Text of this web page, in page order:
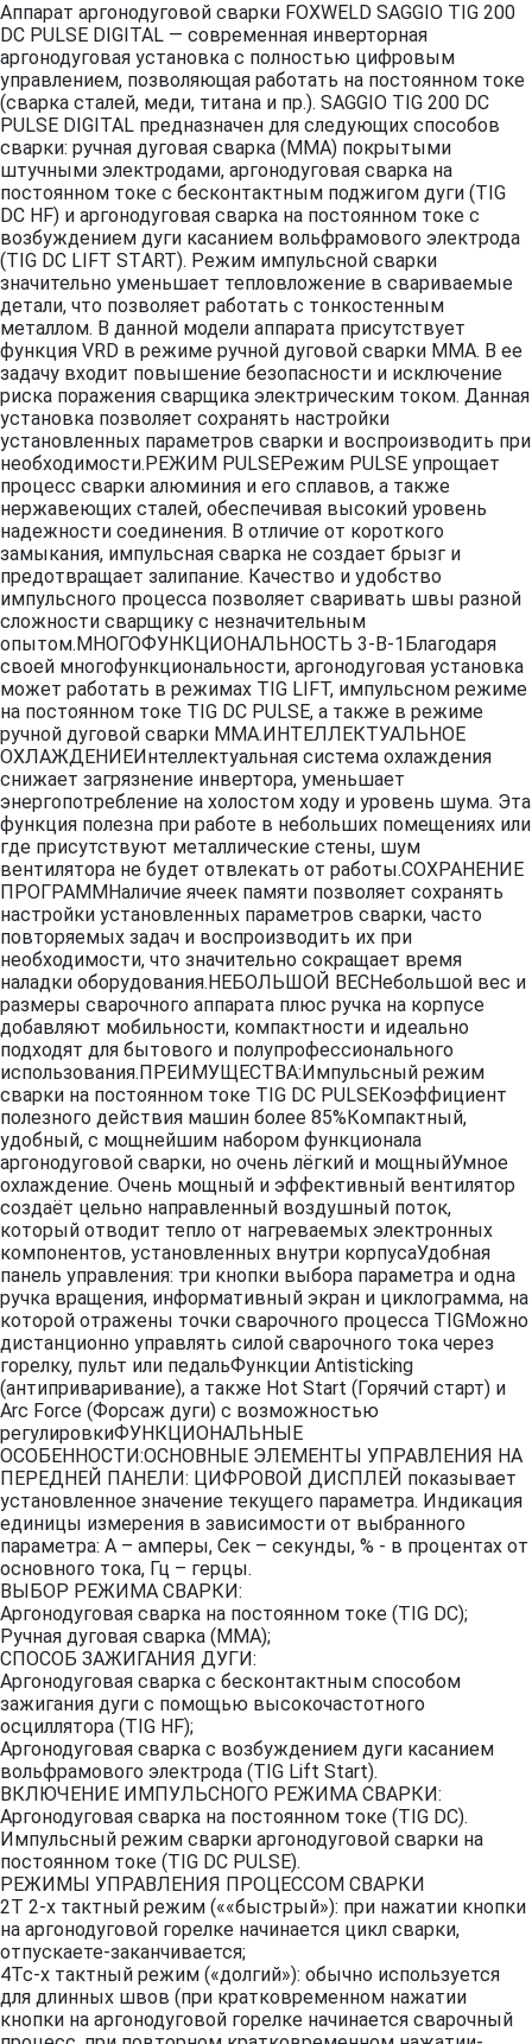
Аппарат аргонодуговой сварки FOXWELD SAGGIO TIG 200
DC PULSE DIGITAL — современная инверторная
аргонодуговая установка с полностью цифровым
управлением, позволяющая работать на постоянном токе
(сварка сталей, меди, титана и пр.). SAGGIO TIG 200 DC
PULSE DIGITAL предназначен для следующих способов
сварки: ручная дуговая сварка (ММА) покрытыми
штучными электродами, аргонодуговая сварка на
постоянном токе с бесконтактным поджигом дуги (TIG
DC HF) и аргонодуговая сварка на постоянном токе с
возбуждением дуги касанием вольфрамового электрода
(ТIG DC LIFТ SТART). Режим импульсной сварки
значительно уменьшает тепловложение в свариваемые
детали, что позволяет работать с тонкостенным
металлом. В данной модели аппарата присутствует
функция VRD в режиме ручной дуговой сварки ММА. В ее
задачу входит повышение безопасности и исключение
риска поражения сварщика электрическим током. Данная
установка позволяет сохранять настройки
установленных параметров сварки и воспроизводить при
необходимости.РЕЖИМ PULSEРежим PULSE упрощает
процесс сварки алюминия и его сплавов, а также
нержавеющих сталей, обеспечивая высокий уровень
надежности соединения. В отличие от короткого
замыкания, импульсная сварка не создает брызг и
предотвращает залипание. Качество и удобство
импульсного процесса позволяет сваривать швы разной
сложности сварщику с незначительным
опытом.МНОГОФУНКЦИОНАЛЬНОСТЬ 3-В-1Благодаря
своей многофункциональности, аргонодуговая установка
может работать в режимах TIG LIFT, импульсном режиме
на постоянном токе TIG DC PULSE, а также в режиме
ручной дуговой сварки MMA.ИНТЕЛЛЕКТУАЛЬНОЕ
ОХЛАЖДЕНИЕИнтеллектуальная система охлаждения
снижает загрязнение инвертора, уменьшает
энергопотребление на холостом ходу и уровень шума. Эта
функция полезна при работе в небольших помещениях или
где присутствуют металлические стены, шум
вентилятора не будет отвлекать от работы.СОХРАНЕНИЕ
ПРОГРАММНаличие ячеек памяти позволяет сохранять
настройки установленных параметров сварки, часто
повторяемых задач и воспроизводить их при
необходимости, что значительно сокращает время
наладки оборудования.НЕБОЛЬШОЙ ВЕСНебольшой вес и
размеры сварочного аппарата плюс ручка на корпусе
добавляют мобильности, компактности и идеально
подходят для бытового и полупрофессионального
использования.ПРЕИМУЩЕСТВА:Импульсный режим
сварки на постоянном токе TIG DC PULSEКоэффициент
полезного действия машин более 85%Компактный,
удобный, с мощнейшим набором функционала
аргонодуговой сварки, но очень лёгкий и мощныйУмное
охлаждение. Очень мощный и эффективный вентилятор
создаёт цельно направленный воздушный поток,
который отводит тепло от нагреваемых электронных
компонентов, установленных внутри корпусаУдобная
панель управления: три кнопки выбора параметра и одна
ручка вращения, информативный экран и циклограмма, на
которой отражены точки сварочного процесса TIGМожно
дистанционно управлять силой сварочного тока через
горелку, пульт или педальФункции Antisticking
(антиприваривание), а также Hot Start (Горячий старт) и
Arc Force (Форсаж дуги) с возможностью
регулировкиФУНКЦИОНАЛЬНЫЕ
ОСОБЕННОСТИ:ОСНОВНЫЕ ЭЛЕМЕНТЫ УПРАВЛЕНИЯ НА
ПЕРЕДНЕЙ ПАНЕЛИ: ЦИФРОВОЙ ДИСПЛЕЙ показывает
установленное значение текущего параметра. Индикация
единицы измерения в зависимости от выбранного
параметра: А – амперы, Сек – секунды, % - в процентах от
основного тока, Гц – герцы.
ВЫБОР РЕЖИМА СВАРКИ:
Аргонодуговая сварка на постоянном токе (TIG DC);
Ручная дуговая сварка (ММА);
СПОСОБ ЗАЖИГАНИЯ ДУГИ:
Аргонодуговая сварка с бесконтактным способом
зажигания дуги с помощью высокочастотного
осциллятора (TIG HF);
Аргонодуговая сварка с возбуждением дуги касанием
вольфрамового электрода (TIG Lift Start).
ВКЛЮЧЕНИЕ ИМПУЛЬСНОГО РЕЖИМА СВАРКИ:
Аргонодуговая сварка на постоянном токе (TIG DC).
Импульсный режим сварки аргонодуговой сварки на
постоянном токе (TIG DC PULSE).
РЕЖИМЫ УПРАВЛЕНИЯ ПРОЦЕССОМ СВАРКИ
2Т 2-х тактный режим (««быстрый»): при нажатии кнопки
на аргонодуговой горелке начинается цикл сварки,
отпускаете-заканчивается;
4Тс-х тактный режим («долгий»): обычно используется
для длинных швов (при кратковременном нажатии
кнопки на аргонодуговой горелке начинается сварочный